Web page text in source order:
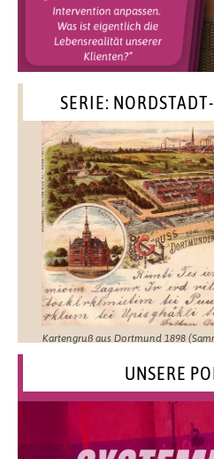
SERIE:
Kartengruß aus Dortmund 1898
UNSERE